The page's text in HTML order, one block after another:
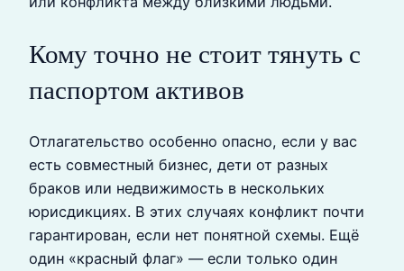
Кому точно не стоит тянуть с
паспортом активов
Отлагательство особенно опасно, если у вас
есть совместный бизнес, дети от разных
браков или недвижимость в нескольких
юрисдикциях. В этих случаях конфликт почти
гарантирован, если нет понятной схемы. Ещё
один «красный флаг» — если только один